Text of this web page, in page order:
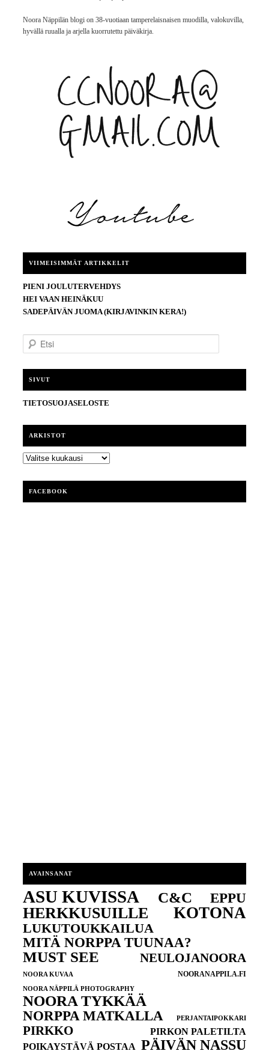
Noora Näppilän blogi on 38-vuotiaan tamperelaisnaisen muodilla, valokuvilla,
hyvällä ruualla ja arjella kuorrutettu päiväkirja.
VIIMEISIMMÄT ARTIKKELIT
PIENI JOULUTERVEHDYS
HEI VAAN HEINÄKUU
SADEPÄIVÄN JUOMA (KIRJAVINKIN KERA!)
SIVUT
TIETOSUOJASELOSTE
ARKISTOT
ARKISTOT
FACEBOOK
AVAINSANAT
ASU KUVISSA C&C EPPU
HERKKUSUILLE KOTONA
LUKUTOUKKAILUA
MITÄ NORPPA TUUNAA?
MUST SEE NEULOJANOORA
NOORA KUVAA NOORANAPPILA.FI
NOORA NÄPPILÄ PHOTOGRAPHY
NOORA TYKKÄÄ
NORPPA MATKALLA PERJANTAIPOKKARI
PIRKKO
PIRKON PALETILTA
POIKAYSTÄVÄ POSTAA PÄIVÄN NASSU